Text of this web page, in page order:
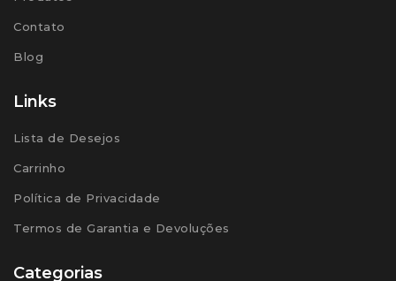
Contato
Blog
Links
Lista de Desejos
Carrinho
Política de Privacidade
Termos de Garantia e Devoluções
Categorias